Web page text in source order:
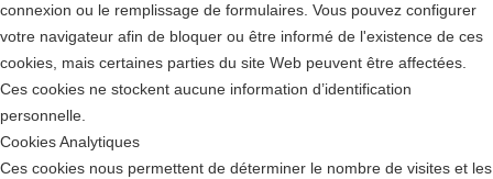
connexion ou le remplissage de formulaires. Vous pouvez configurer
votre navigateur afin de bloquer ou être informé de l'existence de ces
cookies, mais certaines parties du site Web peuvent être affectées.
Ces cookies ne stockent aucune information d’identification
personnelle.
Cookies Analytiques
Ces cookies nous permettent de déterminer le nombre de visites et les